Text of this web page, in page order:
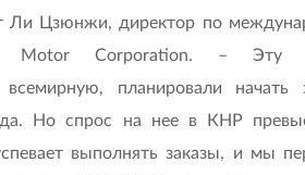
Ли Цзюнжи, директор по
Motor Corporation. – Эту
всемирную, планировали начать
Но спрос на нее в КНР
выполнять заказы, и мы